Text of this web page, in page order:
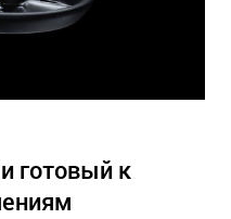
готовый к